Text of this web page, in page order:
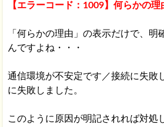
【エラーコード：1009】何らかの
「何らかの理由」の表示だけで、
んですよね・・・
通信環境が不安定です／接続に失敗
に失敗しました。
このように原因が明記されれば対処